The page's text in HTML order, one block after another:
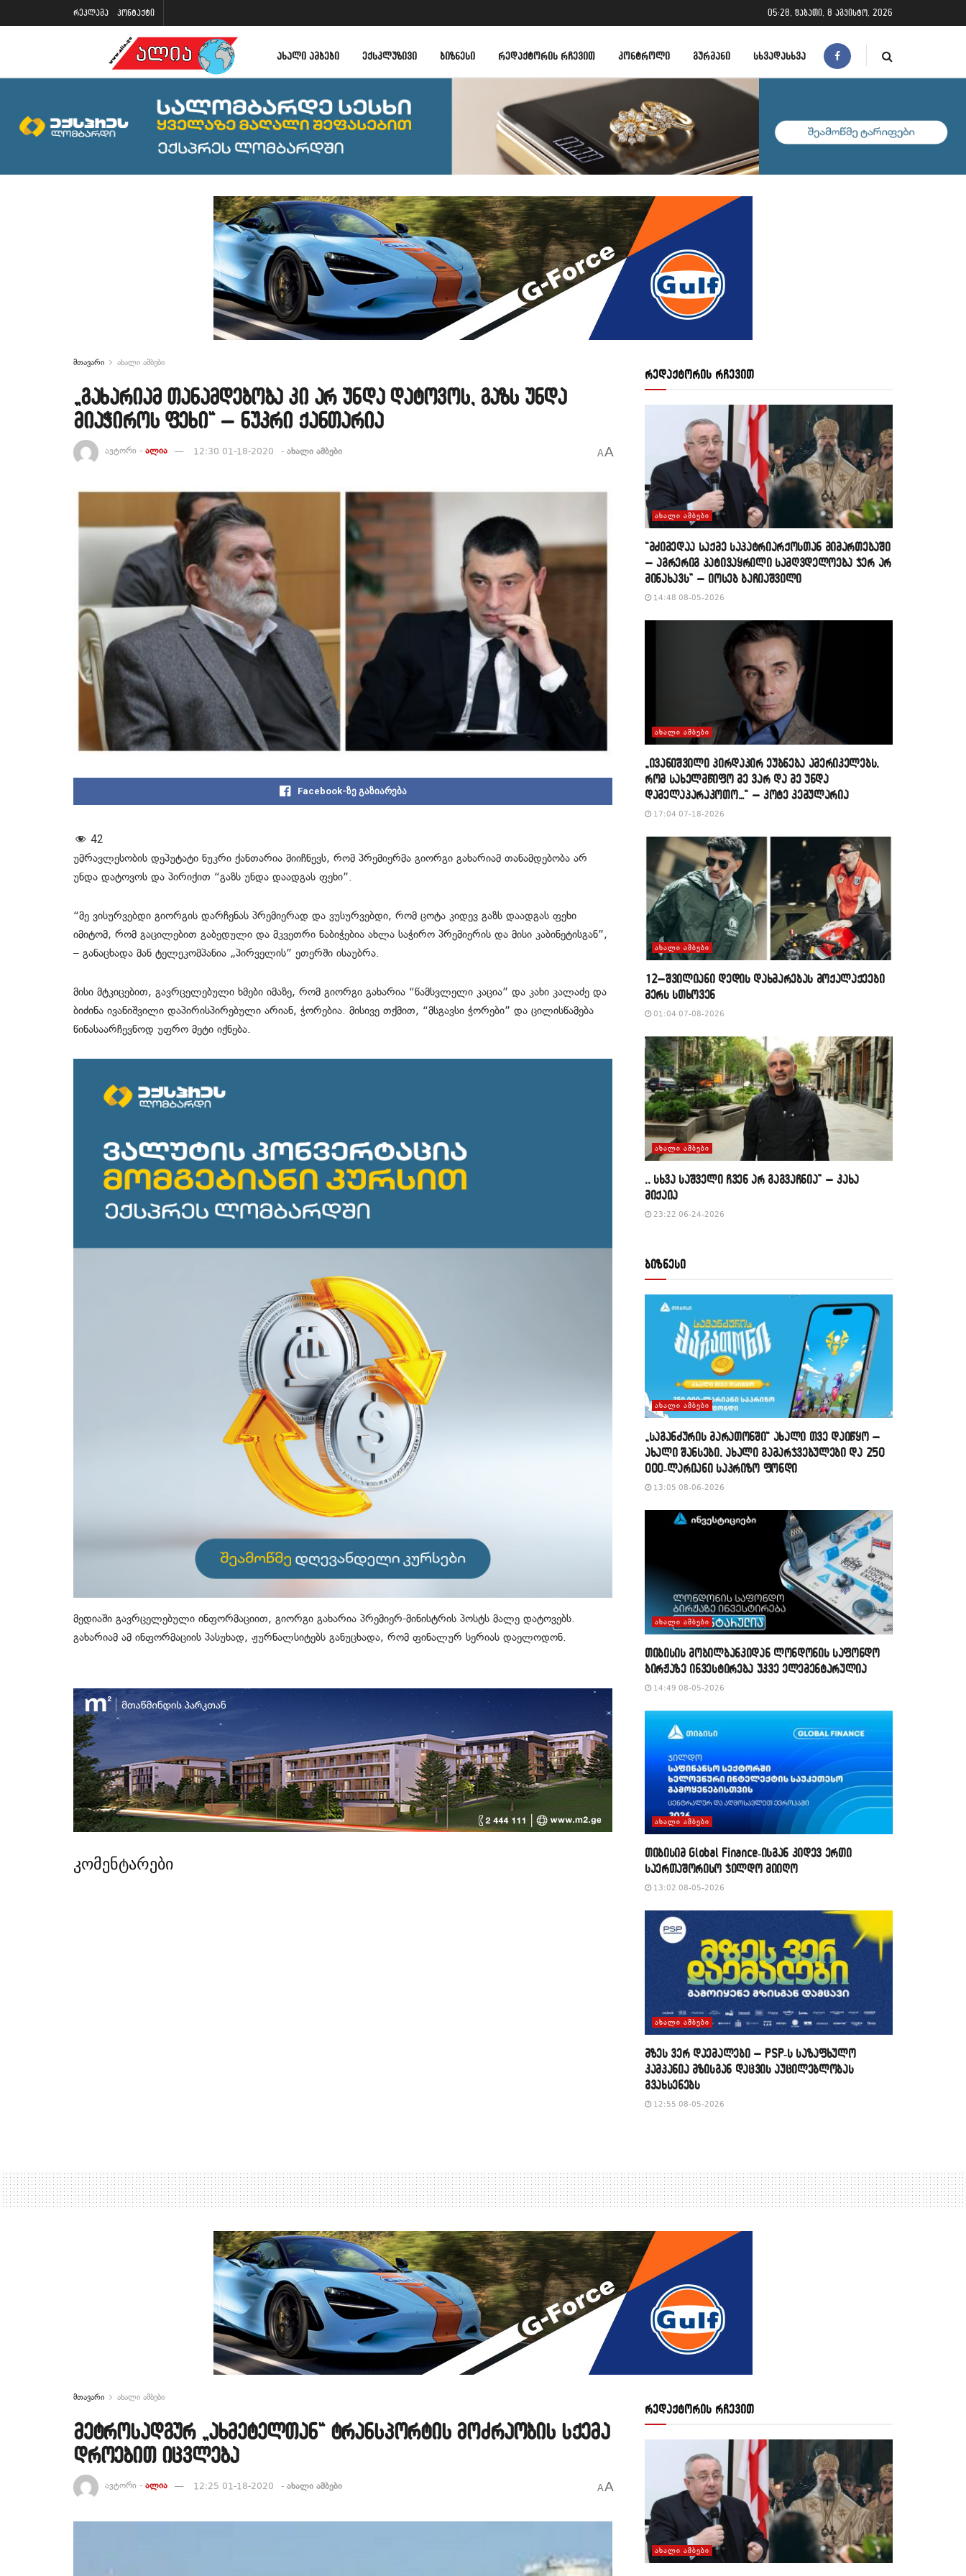
რეკლამა კონტაქტი 05:28, შაბათი, 8 აგვისტო, 2026
ᲐᲮᲐᲚᲘ ᲐᲛᲑᲔᲑᲘ ᲔᲥᲡᲙᲚᲣᲖᲘᲕᲘ ᲑᲘᲖᲜᲔᲡᲘ ᲠᲔᲓᲐᲥᲢᲝᲠᲘᲡ ᲠᲩᲔᲕᲘᲗ ᲙᲝᲜᲢᲠᲝᲚᲘ ᲒᲣᲠᲛᲐᲜᲘ ᲡᲮᲕᲐᲓᲐᲡᲮᲕᲐ
მთავარი ახალი ამბები
„გახარიამ თანამდებობა კი არ უნდა დატოვოს, გაზს უნდა
მიაჭიროს ფეხი“ – ნუკრი ქანთარია
ავტორი - ალია 12:30 01-18-2020 - ახალი ამბები AA
Facebook-ზე გაზიარება
42
უმრავლესობის დეპუტატი ნუკრი ქანთარია მიიჩნევს, რომ პრემიერმა გიორგი გახარიამ თანამდებობა არ
უნდა დატოვოს და პირიქით “გაზს უნდა დაადგას ფეხი”.
“მე ვისურვებდი გიორგის დარჩენას პრემიერად და ვუსურვებდი, რომ ცოტა კიდევ გაზს დაადგას ფეხი
იმიტომ, რომ გაცილებით გაბედული და მკვეთრი ნაბიჭებია ახლა საჭირო პრემიერის და მისი კაბინეტისგან”,
– განაცხადა მან ტელეკომპანია „პირველის” ეთერში ისაუბრა.
მისი მტკიცებით, გავრცელებული ხმები იმაზე, რომ გიორგი გახარია “წამსვლელი კაცია” და კახი კალაძე და
ბიძინა ივანიშვილი დაპირისპირებული არიან, ჭორებია. მისივე თქმით, “მსგავსი ჭორები” და ცილისწამება
წინასაარჩევნოდ უფრო მეტი იქნება.
მედიაში გავრცელებული ინფორმაციით, გიორგი გახარია პრემიერ-მინისტრის პოსტს მალე დატოვებს.
გახარიამ ამ ინფორმაციის პასუხად, ჟურნალსიტებს განუცხადა, რომ ფინალურ სერიას დაელოდონ.
კომენტარები
რედაქტორის რჩევით
ᲐᲮᲐᲚᲘ ᲐᲛᲑᲔᲑᲘ
“მძიმედაა საქმე საპატრიარქოსთან მიმართებაში
– აგრერიგ პატივაყრილი სამღვდელოება ჯერ არ
მინახავს” – იოსებ ბაჩიაშვილი
14:48 08-05-2026
ᲐᲮᲐᲚᲘ ᲐᲛᲑᲔᲑᲘ
„ივანიშვილი პირდაპირ ეუბნება ამერიკელებს,
რომ სახელმწიფო მე ვარ და მე უნდა
დამელაპარაკოთო…“ – კოტე კემულარია
17:04 07-18-2026
ᲐᲮᲐᲚᲘ ᲐᲛᲑᲔᲑᲘ
12–შვილიანი დედის დახმარებას მოქალაქეები
მერს სთხოვენ
01:04 07-08-2026
ᲐᲮᲐᲚᲘ ᲐᲛᲑᲔᲑᲘ
,, სხვა საშველი ჩვენ არ გაგვაჩნია” – კახა
მიქაია
23:22 06-24-2026
ბიზნესი
ᲐᲮᲐᲚᲘ ᲐᲛᲑᲔᲑᲘ
„საგანძურის მარათონში“ ახალი თვე დაიწყო –
ახალი შანსები, ახალი გამარჯვებულები და 250
000-ლარიანი საპრიზო ფონდი
13:05 08-06-2026
ᲐᲮᲐᲚᲘ ᲐᲛᲑᲔᲑᲘ
თიბისის მობილბანკიდან ლონდონის საფონდო
ბირჟაზე ინვესტირება უკვე ელემენტარულია
14:49 08-05-2026
ᲐᲮᲐᲚᲘ ᲐᲛᲑᲔᲑᲘ
თიბისიმ Global Finance-ისგან კიდევ ერთი
საერთაშორისო ჯილდო მიიღო
13:02 08-05-2026
ᲐᲮᲐᲚᲘ ᲐᲛᲑᲔᲑᲘ
მზეს ვერ დაემალები – PSP-ს საზაფხულო
კამპანია მზისგან დაცვის აუცილებლობას
გვახსენებს
12:55 08-05-2026
მთავარი ახალი ამბები
მეტროსადგურ „ახმეტელთან“ ტრანსპორტის მოძრაობის სქემა
დროებით იცვლება
ავტორი - ალია 12:25 01-18-2020 - ახალი ამბები AA
რედაქტორის რჩევით
ᲐᲮᲐᲚᲘ ᲐᲛᲑᲔᲑᲘ